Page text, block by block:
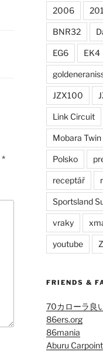
*
2006
BNR32
EG6 EK4
JZX100
Link Circuit
Mobara Twin
Polsko
receptář
Sportsland
vraky
youtube Z
FRIENDS &
70カローラ良
86ers.org
86mania
Aburu Carpoint